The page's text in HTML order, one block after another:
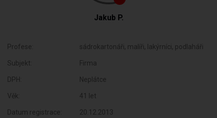
Jakub P.
Profese: sádrokartonáři, malíři, lakýrníci, podlaháři
Subjekt: Firma
DPH: Neplátce
Věk: 41 let
Datum registrace: 20.12.2013